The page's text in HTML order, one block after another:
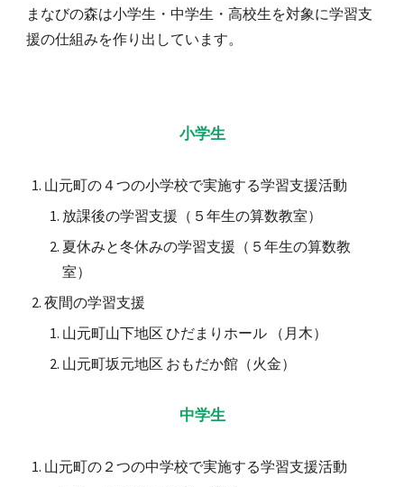
まなびの森は小学生・中学生・高校生を対象に学習支
援の仕組みを作り出しています。
小学生
山元町の４つの小学校で実施する学習支援活動
放課後の学習支援（５年生の算数教室）
夏休みと冬休みの学習支援（５年生の算数教
室）
夜間の学習支援
山元町山下地区 ひだまりホール （月木）
山元町坂元地区 おもだか館（火金）
中学生
山元町の２つの中学校で実施する学習支援活動